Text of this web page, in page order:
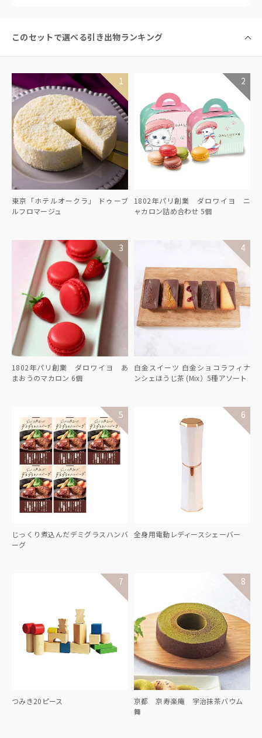
このセットで選べる引き出物ランキング
東京「ホテルオークラ」 ドゥーブ
ルフロマージュ
1802年パリ創業 ダロワイヨ ニ
ャカロン詰め合わせ 5個
1802年パリ創業 ダロワイヨ あ
まおうのマカロン 6個
白金スイーツ 白金ショコラフィナ
ンシェほうじ茶 (Mix）5種アソート
じっくり煮込んだデミグラスハンバ
ーグ
全身用電動レディースシェーバー
つみき20ピース
京都 京寿楽庵 宇治抹茶バウム
舞